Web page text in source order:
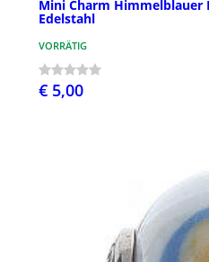
Mini Charm Himmelblauer
Edelstahl
VORRÄTIG
€ 5,00